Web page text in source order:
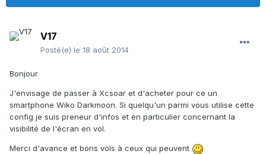
V17
Posté(e) le 18 août 2014
Bonjour
J'envisage de passer à Xcsoar et d'acheter pour ce un
smartphone Wiko Darkmoon. Si quelqu'un parmi vous utilise cette
config je suis preneur d'infos et en particulier concernant la
visibilité de l'écran en vol.
Merci d'avance et bons vols à ceux qui peuvent